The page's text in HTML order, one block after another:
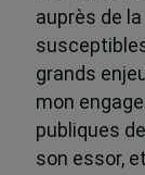
auprès de
grands
mon
publiques
son essor,